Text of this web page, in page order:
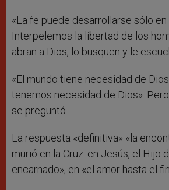
«La fe puede desarrollarse sólo en
Interpelemos la libertad de los
abran a Dios, lo busquen y le
«El mundo tiene necesidad de
tenemos necesidad de Dios».
se preguntó.
La respuesta «definitiva» «la
murió en la Cruz: en Jesús, el Hijo
encarnado», en «el amor hasta el